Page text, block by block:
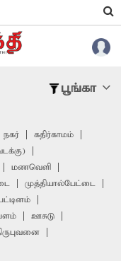
பூங்கா
நகர்
கதிர்காமம்
மணவெளி
முத்தியால்பேட்டை
ஊசுடு